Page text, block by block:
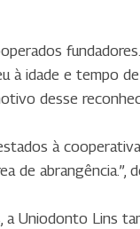
à idade e tempo
desse
à
de abrangência.”,
a Uniodonto Lins